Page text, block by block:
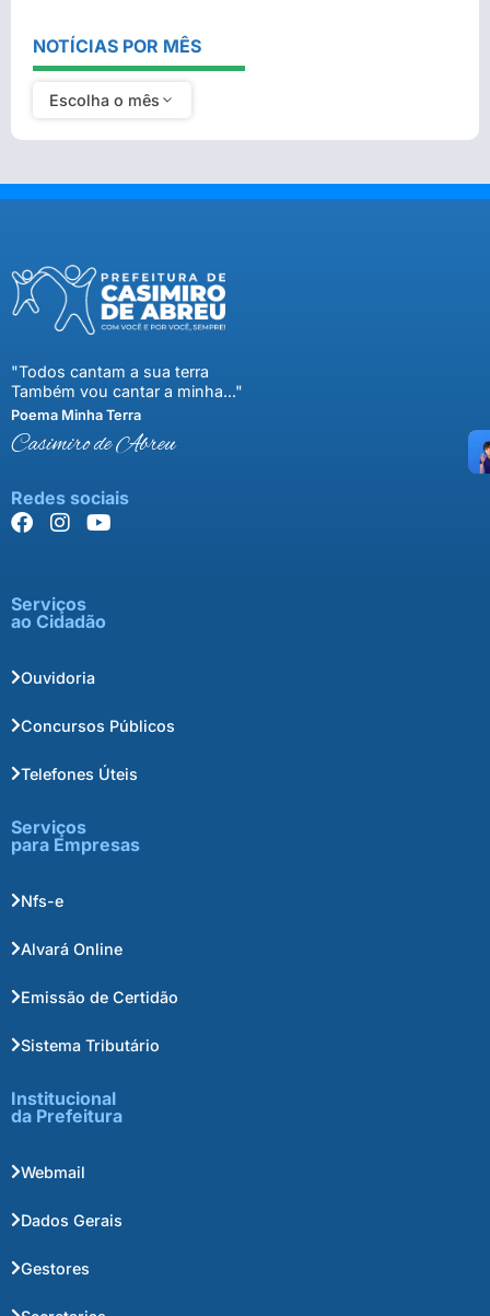
NOTÍCIAS POR MÊS
Escolha o mês
"Todos cantam a sua terra
Também vou cantar a minha..."
Poema Minha Terra
Casimiro de Abreu
Redes sociais
Serviços
ao Cidadão
Ouvidoria
Concursos Públicos
Telefones Úteis
Serviços
para Empresas
Nfs-e
Alvará Online
Emissão de Certidão
Sistema Tributário
Institucional
da Prefeitura
Webmail
Dados Gerais
Gestores